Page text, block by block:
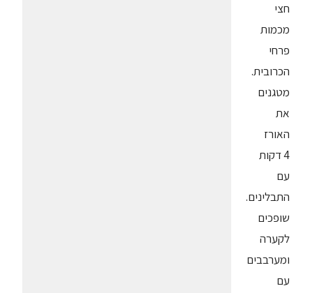
חצי
מכמות
פרחי
הכרובית.
מטגנים
את
האורז
4 דקות
עם
התבלינים.
שופכים
לקערה
ומערבבים
עם